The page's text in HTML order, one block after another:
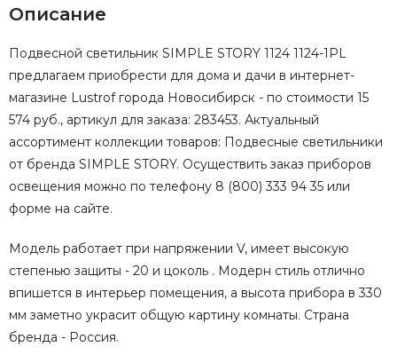
Описание
Подвесной светильник SIMPLE STORY 1124 1124-1PL
предлагаем приобрести для дома и дачи в интернет-
магазине Lustrof города Новосибирск - по стоимости 15
574 руб., артикул для заказа: 283453. Актуальный
ассортимент коллекции товаров: Подвесные светильники
от бренда SIMPLE STORY. Осуществить заказ приборов
освещения можно по телефону 8 (800) 333 94 35 или
форме на сайте.
Модель работает при напряжении V, имеет высокую
степенью защиты - 20 и цоколь . Модерн стиль отлично
впишется в интерьер помещения, а высота прибора в 330
мм заметно украсит общую картину комнаты. Страна
бренда - Россия.